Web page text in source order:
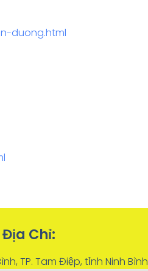
duong.html
Địa Chỉ:
TP. Tam Điệp, tỉnh Ninh Bình